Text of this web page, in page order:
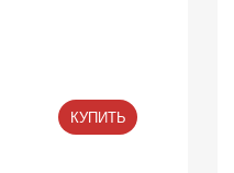
КУПИТЬ